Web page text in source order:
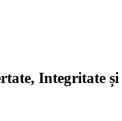
Integritate și